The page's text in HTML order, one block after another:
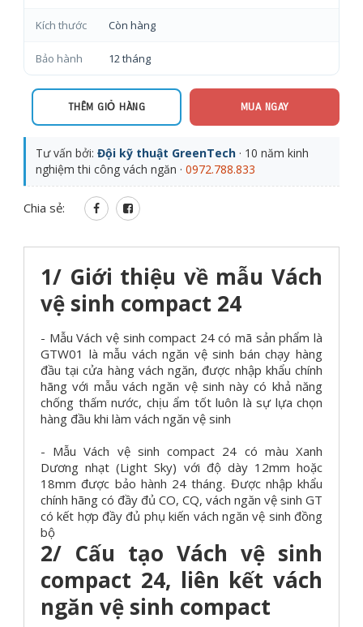
Kích thước Còn hàng
Bảo hành 12 tháng
THÊM GIỎ HÀNG MUA NGAY
Tư vấn bởi: Đội kỹ thuật GreenTech · 10 năm kinh
nghiệm thi công vách ngăn · 0972.788.833
Chia sẻ:
1/ Giới thiệu về mẫu Vách
vệ sinh compact 24
- Mẫu Vách vệ sinh compact 24 có mã sản phẩm là
GTW01 là mẫu vách ngăn vệ sinh bán chạy hàng
đầu tại cửa hàng vách ngăn, được nhập khẩu chính
hãng với mẫu vách ngăn vệ sinh này có khả năng
chống thấm nước, chịu ẩm tốt luôn là sự lựa chọn
hàng đầu khi làm vách ngăn vệ sinh
- Mẫu Vách vệ sinh compact 24 có màu Xanh
Dương nhạt (Light Sky) với độ dày 12mm hoặc
18mm được bảo hành 24 tháng. Được nhập khẩu
chính hãng có đầy đủ CO, CQ, vách ngăn vệ sinh GT
có kết hợp đầy đủ phụ kiến vách ngăn vệ sinh đồng
bộ
2/ Cấu tạo Vách vệ sinh
compact 24, liên kết vách
ngăn vệ sinh compact